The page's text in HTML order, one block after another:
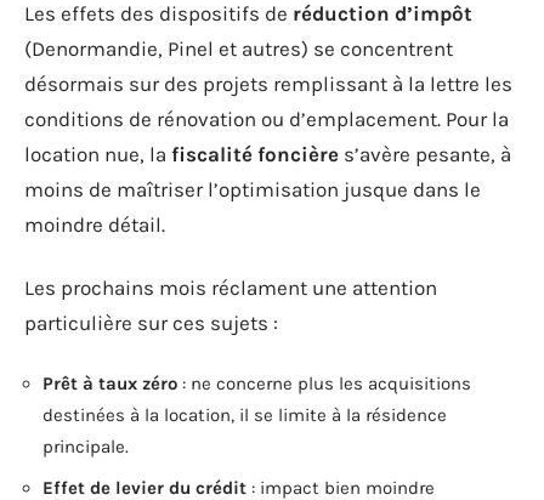
Les effets des dispositifs de réduction d’impôt
(Denormandie, Pinel et autres) se concentrent
désormais sur des projets remplissant à la lettre les
conditions de rénovation ou d’emplacement. Pour la
location nue, la fiscalité foncière s’avère pesante, à
moins de maîtriser l’optimisation jusque dans le
moindre détail.
Les prochains mois réclament une attention
particulière sur ces sujets :
Prêt à taux zéro : ne concerne plus les acquisitions
destinées à la location, il se limite à la résidence
principale.
Effet de levier du crédit : impact bien moindre